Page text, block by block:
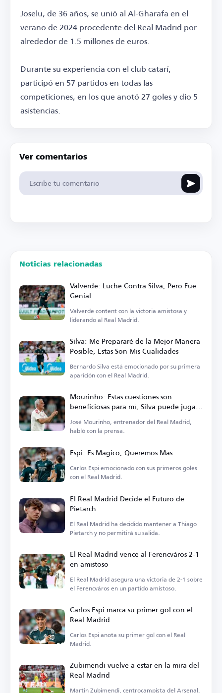
Joselu, de 36 años, se unió al Al-Gharafa en el
verano de 2024 procedente del Real Madrid por
alrededor de 1.5 millones de euros.
Durante su experiencia con el club catarí,
participó en 57 partidos en todas las
competiciones, en los que anotó 27 goles y dio 5
asistencias.
Ver comentarios
Noticias relacionadas
Valverde: Luché Contra Silva, Pero Fue
Genial
Valverde content con la victoria amistosa y
liderando al Real Madrid.
Silva: Me Prepararé de la Mejor Manera
Posible, Estas Son Mis Cualidades
Bernardo Silva está emocionado por su primera
aparición con el Real Madrid.
Mourinho: Estas cuestiones son
beneficiosas para mí, Silva puede jugar
en varias posiciones
José Mourinho, entrenador del Real Madrid,
habló con la prensa.
Espi: Es Mágico, Queremos Más
Carlos Espi emocionado con sus primeros goles
con el Real Madrid.
El Real Madrid Decide el Futuro de
Pietarch
El Real Madrid ha decidido mantener a Thiago
Pietarch y no permitirá su salida.
El Real Madrid vence al Ferencváros 2-1
en amistoso
El Real Madrid asegura una victoria de 2-1 sobre
el Ferencváros en un partido amistoso.
Carlos Espi marca su primer gol con el
Real Madrid
Carlos Espi anota su primer gol con el Real
Madrid.
Zubimendi vuelve a estar en la mira del
Real Madrid
Martin Zubimendi, centrocampista del Arsenal,